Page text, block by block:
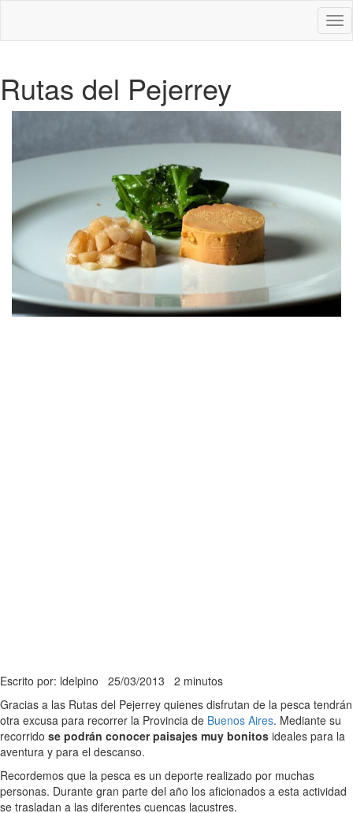
Rutas del Pejerrey
Escrito por: ldelpino 25/03/2013 2 minutos
Gracias a las Rutas del Pejerrey quienes disfrutan de la pesca tendrán
otra excusa para recorrer la Provincia de Buenos Aires. Mediante su
recorrido se podrán conocer paisajes muy bonitos ideales para la
aventura y para el descanso.
Recordemos que la pesca es un deporte realizado por muchas
personas. Durante gran parte del año los aficionados a esta actividad
se trasladan a las diferentes cuencas lacustres.